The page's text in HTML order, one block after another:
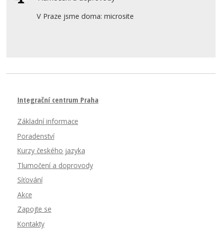
V Praze jsme doma: microsite
Integrační centrum Praha
Základní informace
Poradenství
Kurzy českého jazyka
Tlumočení a doprovody
Síťování
Akce
Zapojte se
Kontakty